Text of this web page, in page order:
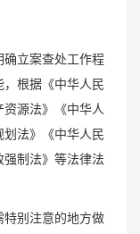
立案查处工作程
根据《中华人民
源法》《中华人
法》《中华人民
制法》等法律法
别注意的地方做